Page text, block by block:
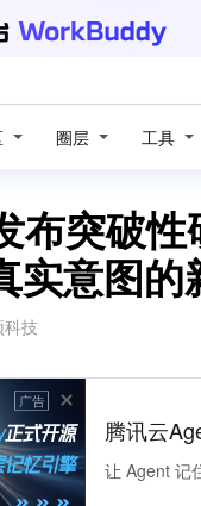
圈层 工具
布突破
实意图的
科技
广告
腾讯云
让 Agent 记